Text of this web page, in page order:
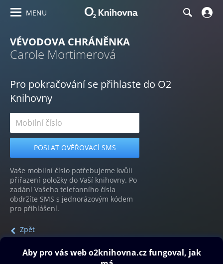
MENU
VÉVODOVA CHRÁNĚNKA
Carole Mortimerová
Pro pokračování se přihlaste do O2
Knihovny
Vaše mobilní číslo potřebujeme kvůli
přiřazení položky do Vaší knihovny. Po
zadání Vašeho telefonního čísla
obdržíte SMS s jednorázovým kódem
pro přihlášení.
Zpět